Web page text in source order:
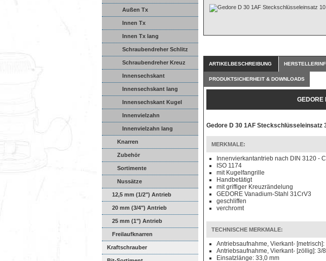
Außen Tx
Innen Tx
Innen Tx lang
Schraubendreher Schlitz
Schraubendreher Kreuz
Innensechskant
Innensechskant lang
Innensechskant Kugel
Innenvielzahn
Innenvielzahn lang
Knarren
Zubehör
Sortimente
Nussätze
12,5 mm (1/2") Antrieb
20 mm (3/4") Antrieb
25 mm (1") Antrieb
Freilaufknarren
Kraftschrauber
ARTIKELBESCHREIBUNG
PRODUKTSICHERHEIT & DOWNLOADS
GEDORE
Gedore D 30 1AF Steckschlüsseleinsatz
MERKMALE:
Innenvierkantantrieb nach DIN 3120 -
ISO 1174
mit Kugelfangrille
Handbetätigt
mit griffiger Kreuzrändelung
GEDORE Vanadium-Stahl 31CrV3
geschliffen
verchromt
TECHNISCHE MERKMALE:
Antriebsaufnahme, Vierkant- [metrisch]:
Antriebsaufnahme, Vierkant- [zöllig]: 3/8
Einsatzlänge: 33,0 mm